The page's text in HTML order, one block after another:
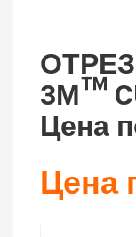
3М™
Цена
Цена